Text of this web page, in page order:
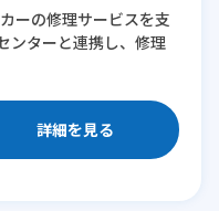
ーの修理サービスを支
ンターと連携し、修理
詳細を見る